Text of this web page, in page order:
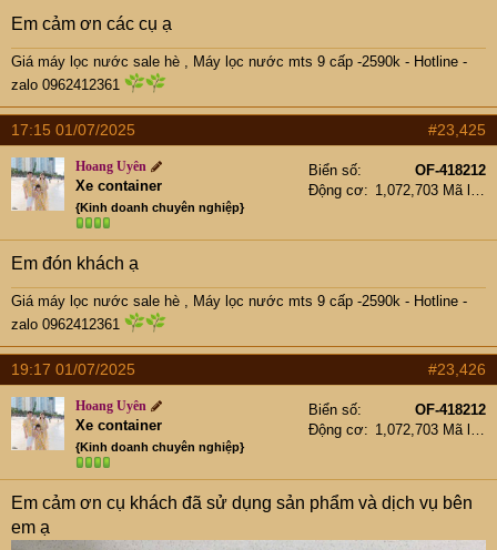
Em cảm ơn các cụ ạ
Giá máy lọc nước sale hè , Máy lọc nước mts 9 cấp -2590k - Hotline -
zalo 0962412361
17:15 01/07/2025 #23,425
Hoang Uyên
Xe container
{Kinh doanh chuyên nghiệp}
Biển số
OF-418212
Động cơ
1,072,703 Mã lực
Em đón khách ạ
Giá máy lọc nước sale hè , Máy lọc nước mts 9 cấp -2590k - Hotline -
zalo 0962412361
19:17 01/07/2025 #23,426
Hoang Uyên
Xe container
{Kinh doanh chuyên nghiệp}
Biển số
OF-418212
Động cơ
1,072,703 Mã lực
Em cảm ơn cụ khách đã sử dụng sản phẩm và dịch vụ bên
em ạ